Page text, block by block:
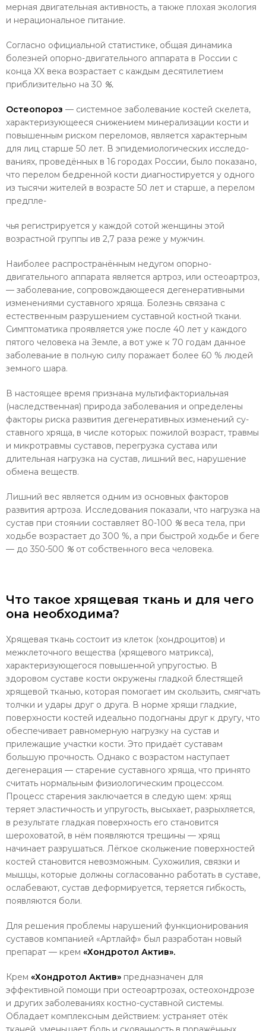
мерная двигательная активность, а также плохая экология
и нерациональное питание.
Согласно официальной статистике, общая динамика
болезней опорно-двигательного аппарата в России с
конца XX века возрас­тает с каждым десятилетием
приблизитель­но на 30 %.
Остеопороз — системное заболевание костей скелета,
характеризующееся снижением ми­нерализации кости и
повышенным риском переломов, является характерным
для лиц старше 50 лет. В эпидемиологических исследо­
ваниях, проведённых в 16 городах России, было показано,
что перелом бедренной кости диа­гностируется у одного
из тысячи жителей в возрасте 50 лет и старше, а перелом
предпле-
чья регистрируется у каждой сотой женщи­ны этой
возрастной группы ив 2,7 раза реже у мужчин.
Наиболее распространённым недугом опор­но-
двигательного аппарата является артроз, или остеоартроз,
— заболевание, сопровожда­ющееся дегенеративными
изменениями су­ставного хряща. Болезнь связана с
естествен­ным разрушением суставной костной ткани.
Симптоматика проявляется уже после 40 лет у каждого
пятого человека на Земле, а вот уже к 70 годам данное
заболевание в полную силу поражает более 60 % людей
земного шара.
В настоящее время признана мультифакториальная
(наследственная) природа за­болевания и определены
факторы риска развития дегенеративных изменений су­
ставного хряща, в числе которых: пожилой возраст, травмы
и микротравмы суставов, перегрузка сустава или
длительная нагруз­ка на сустав, лишний вес, нарушение
обме­на веществ.
Лишний вес является одним из основных факторов
развития артроза. Исследования показали, что нагрузка на
сустав при сто­янии составляет 80-100 % веса тела, при
ходьбе возрастает до 300 %, а при быстрой ходьбе и беге
— до 350-500 % от собствен­ного веса человека.
Что такое хрящевая ткань и для чего
она необходима?
Хрящевая ткань состоит из клеток (хондроцитов) и
межклеточного вещества (хряще­вого матрикса),
характеризующегося по­вышенной упругостью. В
здоровом суставе кости окружены гладкой блестящей
хряще­вой тканью, которая помогает им скользить, смягчать
толчки и удары друг о друга. В норме хрящи гладкие,
поверхности костей идеально подогнаны друг к другу, что
обе­спечивает равномерную нагрузку на сустав и
прилежащие участки кости. Это придаёт суставам
большую прочность. Однако с воз­растом наступает
дегенерация — старение суставного хряща, что принято
считать нормальным физиологическим процессом.
Процесс старения заключается в следую щем: хрящ
теряет эластичность и упругость, высыхает, разрыхляется,
в результате глад­кая поверхность его становится
шерохова­той, в нём появляются трещины — хрящ
начинает разрушаться. Лёгкое скольжение поверхностей
костей становится невозмож­ным. Сухожилия, связки и
мышцы, которые должны согласованно работать в суставе,
ос­лабевают, сустав деформируется, теряется гибкость,
появляются боли.
Для решения проблемы нарушений функционирования
суставов компанией «Артлайф» был разработан новый
препарат — крем «Хондротол Актив».
Крем «Хондротол Актив» предназначен для
эффективной помощи при остеоартрозах, остеохондрозе
и других заболеваниях костно-суставной системы.
Обладает комплексным действием: устраняет отёк